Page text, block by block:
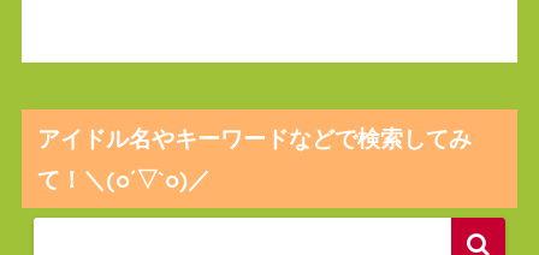
アイドル名やキーワードなどで検索してみ
て！＼(o´▽`o)／